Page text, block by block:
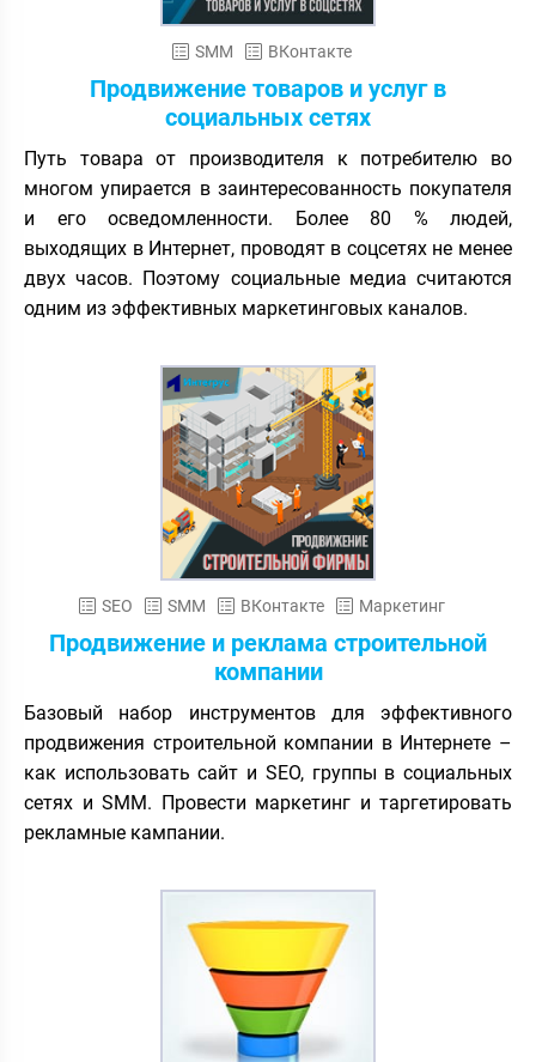
SMM ВКонтакте
Продвижение товаров и услуг в
социальных сетях
Путь товара от производителя к потребителю во
многом упирается в заинтересованность покупателя
и его осведомленности. Более 80 % людей,
выходящих в Интернет, проводят в соцсетях не менее
двух часов. Поэтому социальные медиа считаются
одним из эффективных маркетинговых каналов.
SEO SMM ВКонтакте Маркетинг
Продвижение и реклама строительной
компании
Базовый набор инструментов для эффективного
продвижения строительной компании в Интернете –
как использовать сайт и SEO, группы в социальных
сетях и SMM. Провести маркетинг и таргетировать
рекламные кампании.